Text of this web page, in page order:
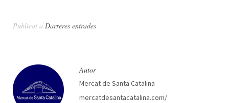
Publicat a Darreres entrades
Autor
Mercat de Santa Catalina
mercatdesantacatalina.com/